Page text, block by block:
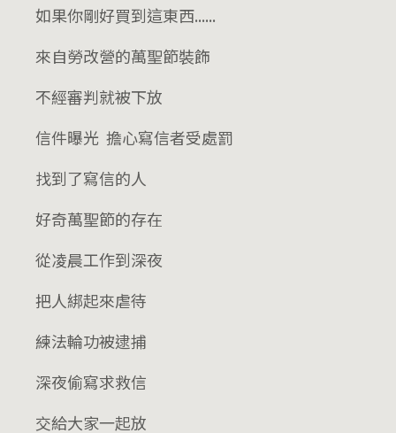
如果你剛好買到這東西......
來自勞改營的萬聖節裝飾
不經審判就被下放
信件曝光 擔心寫信者受處罰
找到了寫信的人
好奇萬聖節的存在
從凌晨工作到深夜
把人綁起來虐待
練法輪功被逮捕
深夜偷寫求救信
交給大家一起放